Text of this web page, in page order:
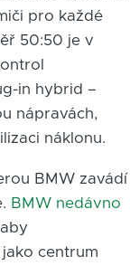
pro každé
50:50 je v
in hybrid –
nápravách,
náklonu.
BMW zavádí
BMW nedávno
centrum